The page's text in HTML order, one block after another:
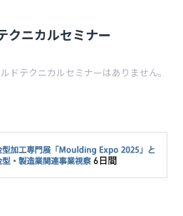
クニカルセミナー
ドテクニカルセミナーはありません。